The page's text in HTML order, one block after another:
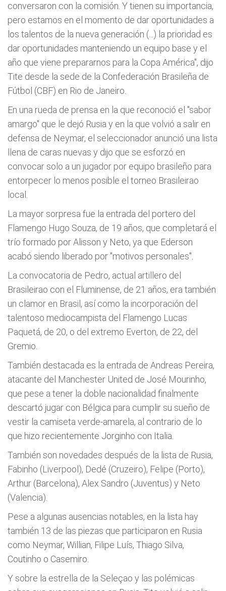
conversaron con la comisión. Y tienen su importancia,
pero estamos en el momento de dar oportunidades a
los talentos de la nueva generación (...) la prioridad es
dar oportunidades manteniendo un equipo base y el
año que viene prepararnos para la Copa América", dijo
Tite desde la sede de la Confederación Brasileña de
Fútbol (CBF) en Rio de Janeiro.
En una rueda de prensa en la que reconoció el "sabor
amargo" que le dejó Rusia y en la que volvió a salir en
defensa de Neymar, el seleccionador anunció una lista
llena de caras nuevas y dijo que se esforzó en
convocar solo a un jugador por equipo brasileño para
entorpecer lo menos posible el torneo Brasileirao
local.
La mayor sorpresa fue la entrada del portero del
Flamengo Hugo Souza, de 19 años, que completará el
trío formado por Alisson y Neto, ya que Ederson
acabó siendo liberado por "motivos personales".
La convocatoria de Pedro, actual artillero del
Brasileirao con el Fluminense, de 21 años, era también
un clamor en Brasil, así como la incorporación del
talentoso mediocampista del Flamengo Lucas
Paquetá, de 20, o del extremo Everton, de 22, del
Gremio.
También destacada es la entrada de Andreas Pereira,
atacante del Manchester United de José Mourinho,
que pese a tener la doble nacionalidad finalmente
descartó jugar con Bélgica para cumplir su sueño de
vestir la camiseta verde-amarela, al contrario de lo
que hizo recientemente Jorginho con Italia.
También son novedades después de la lista de Rusia,
Fabinho (Liverpool), Dedé (Cruzeiro), Felipe (Porto),
Arthur (Barcelona), Alex Sandro (Juventus) y Neto
(Valencia).
Pese a algunas ausencias notables, en la lista hay
también 13 de las piezas que participaron en Rusia
como Neymar, Willian, Filipe Luís, Thiago Silva,
Coutinho o Casemiro.
Y sobre la estrella de la Seleçao y las polémicas